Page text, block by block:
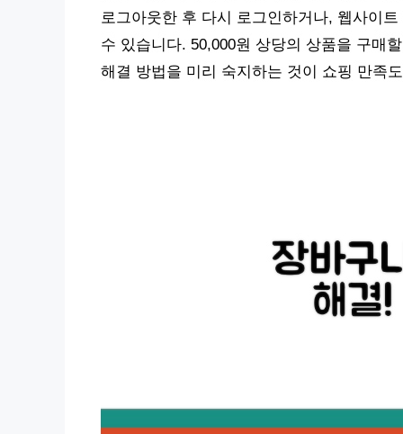
로그아웃한 후 다시 로그인하거나, 웹사이
수 있습니다. 50,000원 상당의 상품을 구매
해결 방법을 미리 숙지하는 것이 쇼핑 만족